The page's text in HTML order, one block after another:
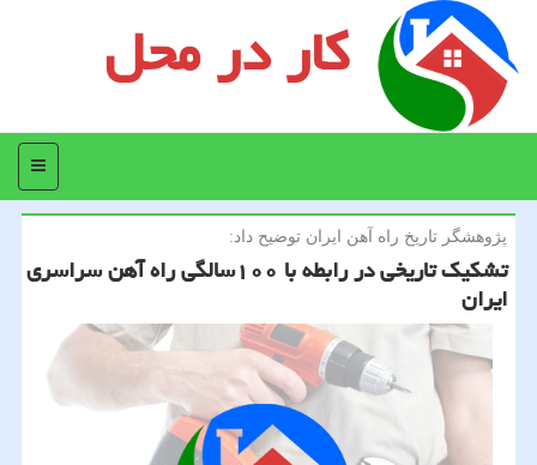
کار در محل
منو
پژوهشگر تاریخ راه آهن ایران توضیح داد:
تشکیک تاریخی در رابطه با ۱۰۰سالگی راه آهن سراسری
ایران